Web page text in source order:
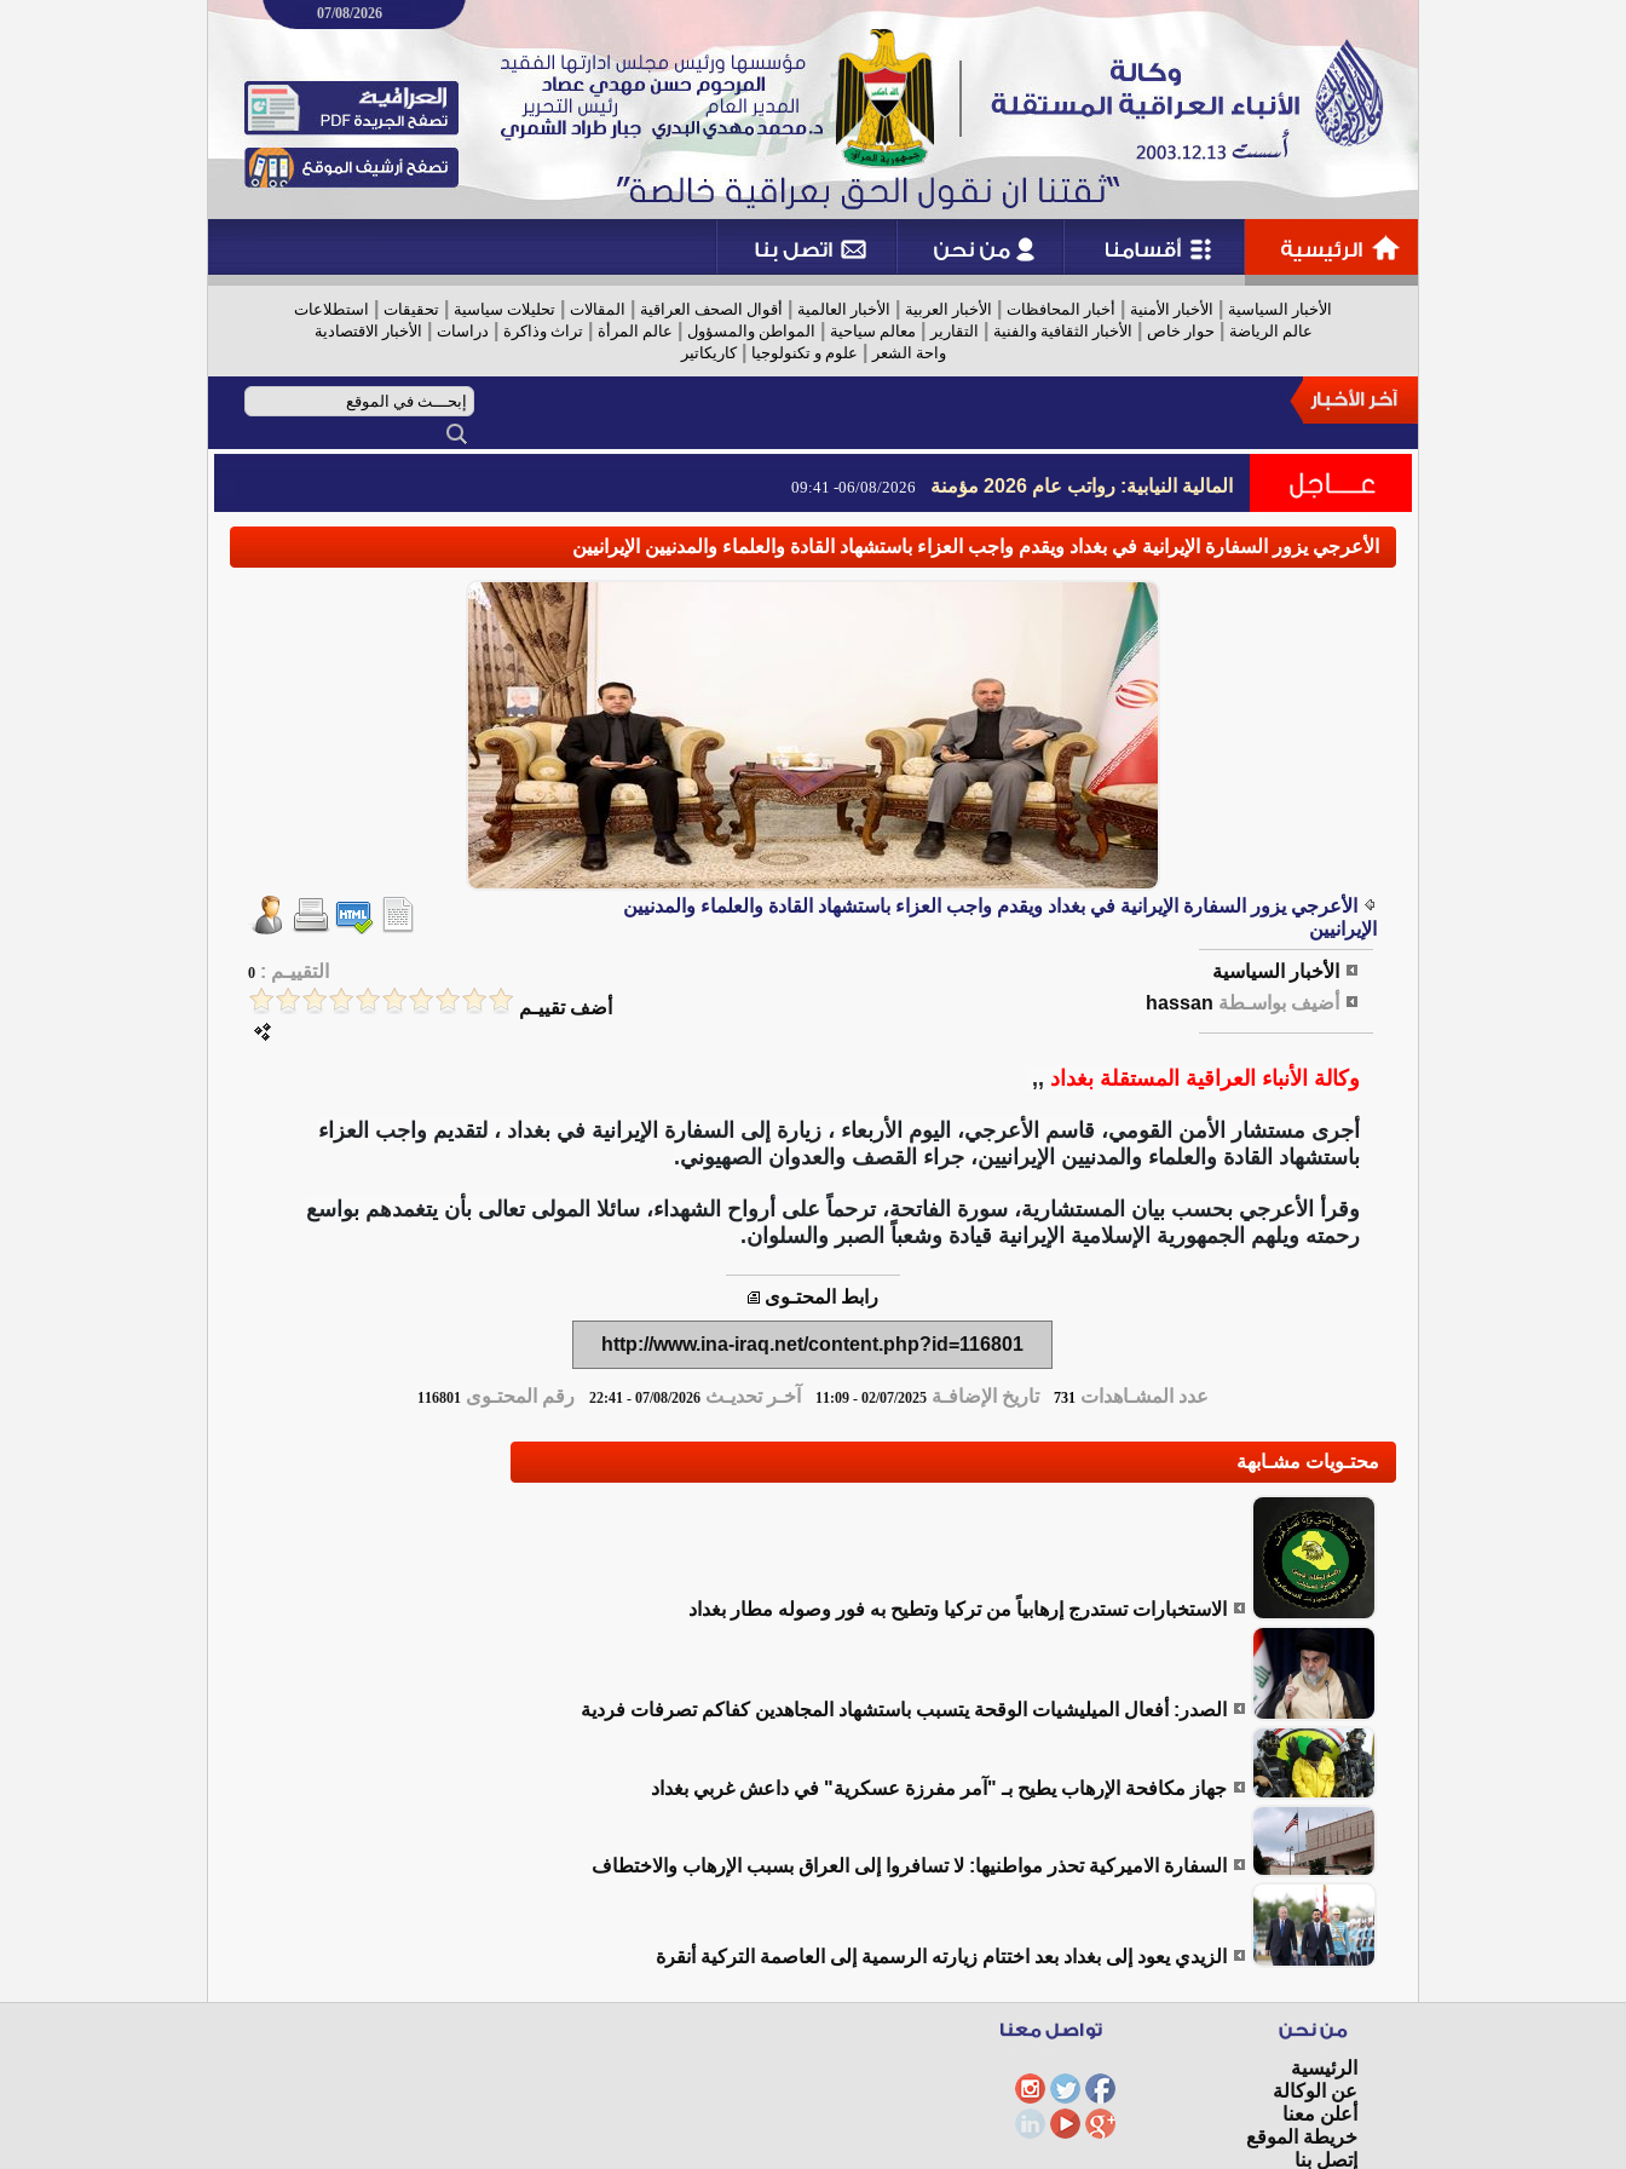
07/08/2026
الأخبار السياسية الأخبار الأمنية أخبار المحافظات الأخبار العربية الأخبار العالمية أقوال الصحف العراقية المقالات تحليلات سياسية تحقيقات
استطلاعات
عالم الرياضة
حوار خاص الأخبار الثقافية والفنية التقارير معالم سياحية المواطن والمسؤول عالم المرأة |تراث وذاكرة دراسات
الأخبار الاقتصادية
واحة الشعر
علوم و تكنولوجيا |كاريكاتير
المالية النيابية: رواتب عام 2026 مؤمنة 06/08/2026- 09:41
المالية النيابية: رواتب عام 2026 مؤمنة 06/08/2026- 09:41
الأعرجي يزور السفارة الإيرانية في بغداد ويقدم واجب العزاء باستشهاد القادة والعلماء والمدنيين الإيرانيين
الأعرجي يزور السفارة الإيرانية في بغداد ويقدم واجب العزاء باستشهاد القادة والعلماء والمدنيين
الإيرانيين
الأخبار السياسية التقييـم : 0
أضيف بواسـطة hassan أضف تقييـم
وكالة الأنباء العراقية المستقلة بغداد ,,
أجرى مستشار الأمن القومي، قاسم الأعرجي، اليوم الأربعاء ، زيارة إلى السفارة الإيرانية في بغداد ، لتقديم واجب العزاء
باستشهاد القادة والعلماء والمدنيين الإيرانيين، جراء القصف والعدوان الصهيوني.
وقرأ الأعرجي بحسب بيان المستشارية، سورة الفاتحة، ترحماً على أرواح الشهداء، سائلا المولى تعالى بأن يتغمدهم بواسع
رحمته ويلهم الجمهورية الإسلامية الإيرانية قيادة وشعباً الصبر والسلوان.
رابط المحتـوى
http://www.ina-iraq.net/content.php?id=116801
عدد المشـاهدات 731 تاريخ الإضافـة02/07/2025 - 11:09 آخـر تحديـث07/08/2026 - 22:41 رقم المحتـوى 116801
محتـويات مشـابهة
الاستخبارات تستدرج إرهابياً من تركيا وتطيح به فور وصوله مطار بغداد
الصدر: أفعال الميليشيات الوقحة يتسبب باستشهاد المجاهدين كفاكم تصرفات فردية
جهاز مكافحة الإرهاب يطيح بـ "آمر مفرزة عسكرية" في داعش غربي بغداد
السفارة الاميركية تحذر مواطنيها: لا تسافروا إلى العراق بسبب الإرهاب والاختطاف
الزيدي يعود إلى بغداد بعد اختتام زيارته الرسمية إلى العاصمة التركية أنقرة
الرئيسية
عن الوكالة
أعلن معنا
خريطة الموقع
إتصل بنا